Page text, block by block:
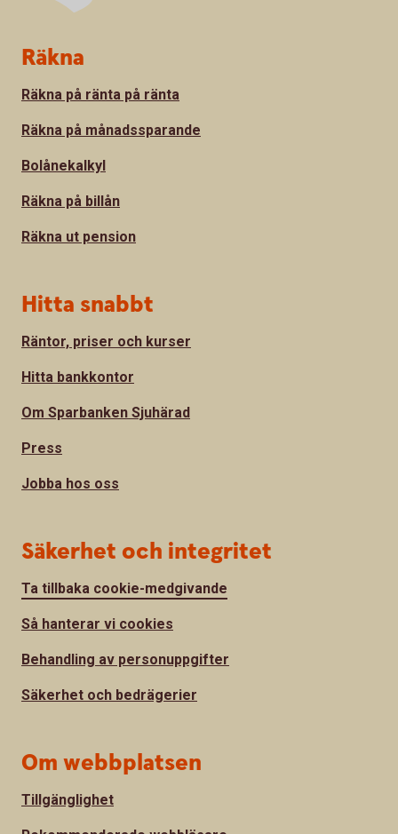
Sidfot
Räkna
Räkna på ränta på ränta
Räkna på månadssparande
Bolånekalkyl
Räkna på billån
Räkna ut pension
Hitta snabbt
Räntor, priser och kurser
Hitta bankkontor
Om Sparbanken Sjuhärad
Press
Jobba hos oss
Säkerhet och integritet
Ta tillbaka cookie-medgivande
Så hanterar vi cookies
Behandling av personuppgifter
Säkerhet och bedrägerier
Om webbplatsen
Tillgänglighet